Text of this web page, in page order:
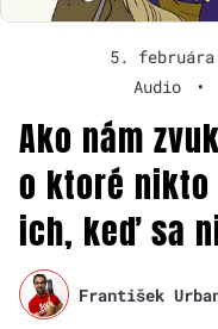
5. februára
Audio
•
Ako nám
o ktoré
ich, keď sa
František